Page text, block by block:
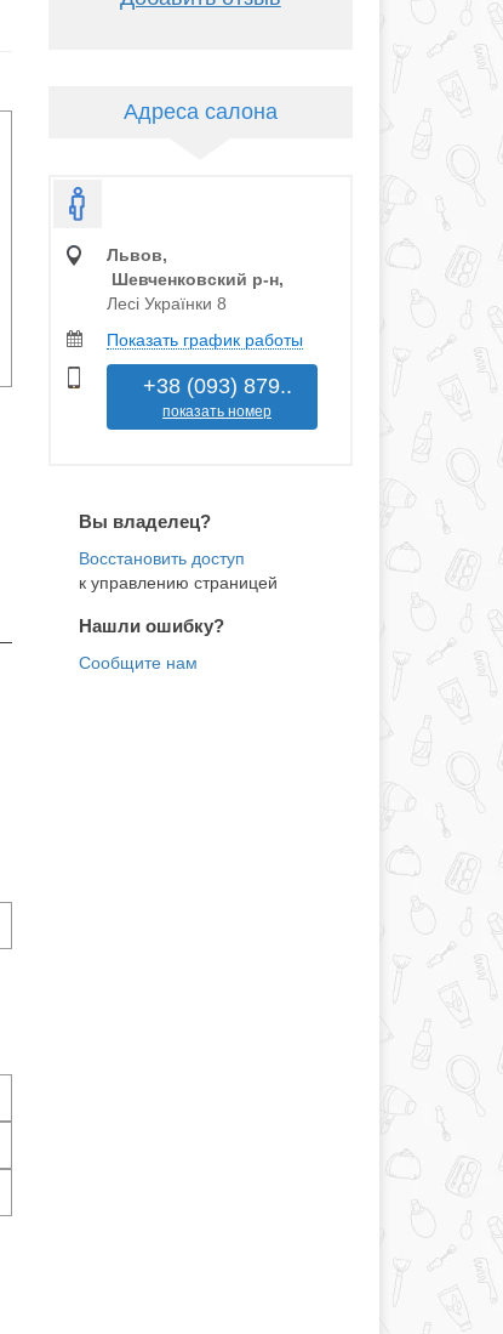
Адреса салона
Львов,
Шевченковский р‑н,
Лесі Українки 8
Показать график работы
+38 (093) 879..
показать номер
Вы владелец?
к управлению страницей
Нашли ошибку?